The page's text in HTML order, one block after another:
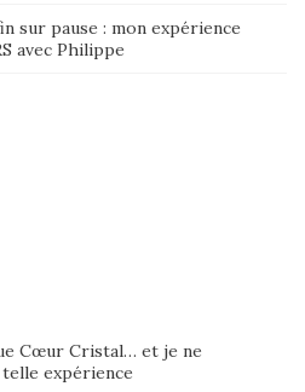
sur pause : mon expérience
avec Philippe
Cœur Cristal… et je ne
telle expérience